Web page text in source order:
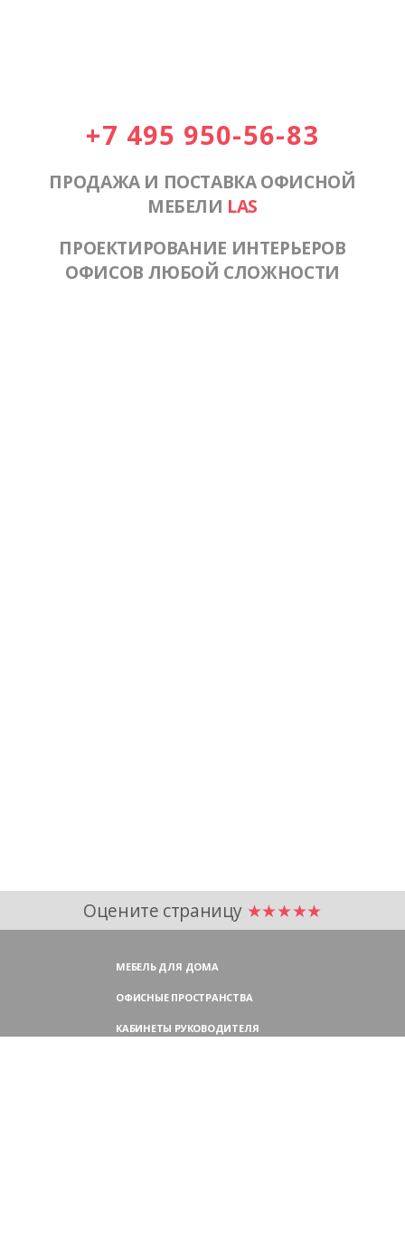
+7 495 950-56-83
ПРОДАЖА И ПОСТАВКА ОФИСНОЙ
МЕБЕЛИ LAS
ПРОЕКТИРОВАНИЕ ИНТЕРЬЕРОВ
ОФИСОВ ЛЮБОЙ СЛОЖНОСТИ
Оцените страницу ★★★★★
МЕБЕЛЬ ДЛЯ ДОМА
ОФИСНЫЕ ПРОСТРАНСТВА
КАБИНЕТЫ РУКОВОДИТЕЛЯ